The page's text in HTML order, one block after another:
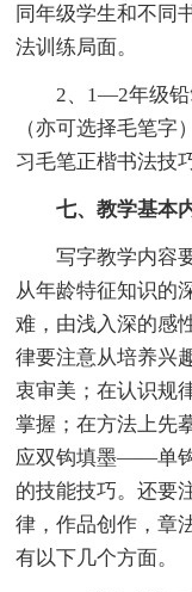
同年级学生和不同
法训练局面。
2、1—2年级铅
（亦可选择毛笔
习毛笔正楷书法技
七、教学基本
写字教学内容要
从年龄特征知识的
难，由浅入深的感
律要注意从培养
衷审美；在认识
掌握；在方法上
应双钩填墨——单
的技能技巧。还要
律，作品创作，章
有以下几个方面。